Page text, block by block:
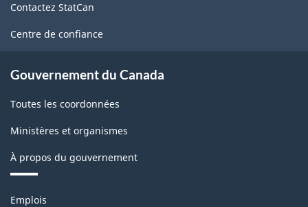
ce
site
Contactez StatCan
Centre de confiance
Gouvernement du Canada
Toutes les coordonnées
Ministères et organismes
À propos du gouvernement
Thèmes
Emplois